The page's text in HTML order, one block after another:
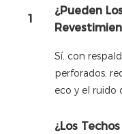
1
¿Pueden
Sí, con
perforados,
eco y el ruido
¿Los